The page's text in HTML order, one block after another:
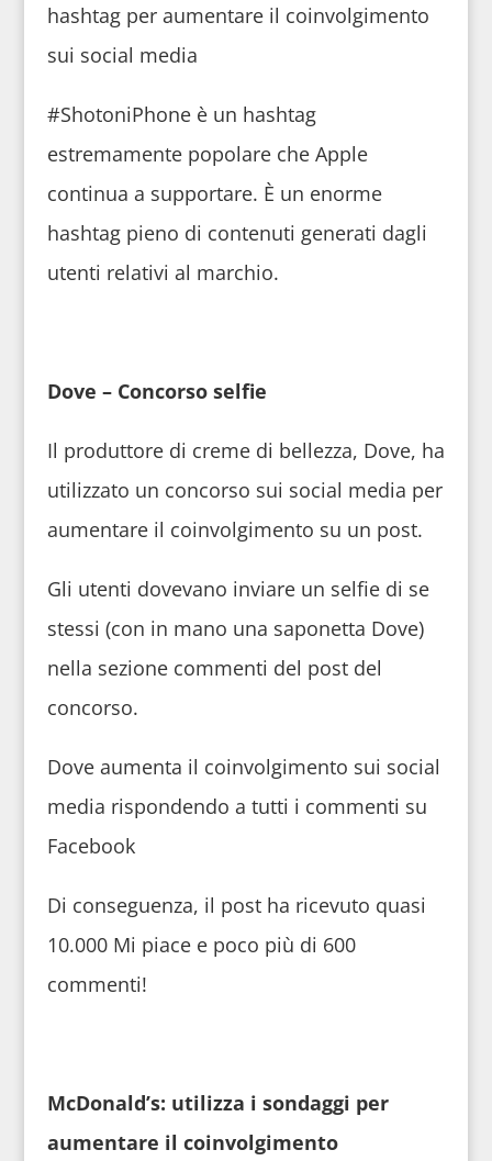
hashtag per aumentare il coinvolgimento
sui social media
#ShotoniPhone è un hashtag
estremamente popolare che Apple
continua a supportare. È un enorme
hashtag pieno di contenuti generati dagli
utenti relativi al marchio.
Dove – Concorso selfie
Il produttore di creme di bellezza, Dove, ha
utilizzato un concorso sui social media per
aumentare il coinvolgimento su un post.
Gli utenti dovevano inviare un selfie di se
stessi (con in mano una saponetta Dove)
nella sezione commenti del post del
concorso.
Dove aumenta il coinvolgimento sui social
media rispondendo a tutti i commenti su
Facebook
Di conseguenza, il post ha ricevuto quasi
10.000 Mi piace e poco più di 600
commenti!
McDonald’s: utilizza i sondaggi per
aumentare il coinvolgimento